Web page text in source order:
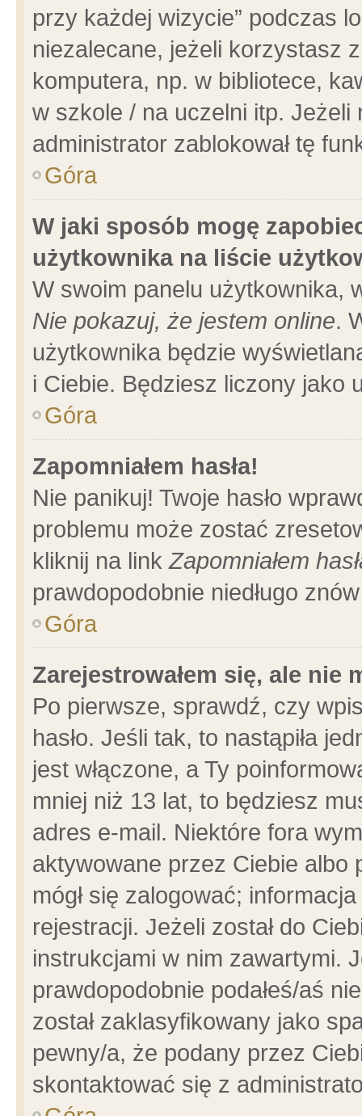
przy każdej wizycie” podczas
niezalecane, jeżeli korzystasz
komputera, np. w bibliotece,
w szkole / na uczelni itp.
administrator zablokował tę
Góra
W jaki sposób mogę
użytkownika na liście
W swoim panelu użytkownika,
Nie pokazuj, że jestem online.
użytkownika będzie
i Ciebie. Będziesz liczony jako
Góra
Zapomniałem hasła!
Nie panikuj! Twoje hasło
problemu może zostać
kliknij na linkZapomniałem
prawdopodobnie niedługo
Góra
Zarejestrowałem się, ale nie
Po pierwsze, sprawdź, czy
hasło. Jeśli tak, to nastąpiła
jest włączone, a Ty
mniej niż 13 lat, to będziesz
adres e-mail. Niektóre fora
aktywowane przez Ciebie albo
mógł się zalogować;
rejestracji. Jeżeli został do
instrukcjami w nim zawartymi.
prawdopodobnie podałeś/aś
został zaklasyfikowany jako
pewny/a, że podany przez
skontaktować się z